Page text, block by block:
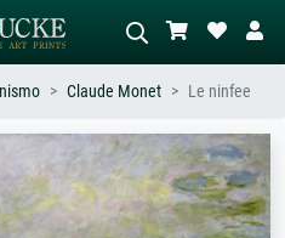
Ricerca immagini AI
Descrivi la scena – es. prato verde,
astratto con molto rosso, dipinto a
olio scuro, nudo in piedi vicino a un
Claude Monet Le ninfee